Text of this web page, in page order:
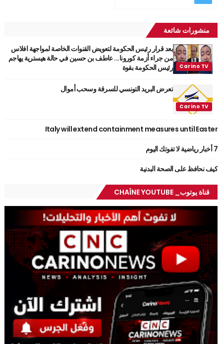
منشورات شائعة
بعد قرار رئيس الحكومة لتعويض القنوات الخاصة لمواجهة افلاس
من جراء أزمة كورونا... عاطف بن حسين في حالة هيسترية يهاجم
رئيس الحكومة بقوة
تعرض البريد التونسي للسرقة وسحب أموال
Italy will extend containment measures until Easter
7 أخبار رياضية لا تفوتك اليوم
كيف نحافظ على الصحة البدنية
قناة يوتوب_ CHAÎNE YOUTUBE